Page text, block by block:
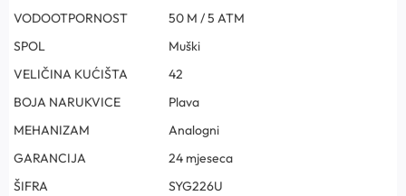
VODOOTPORNOST
50 M / 5 ATM
SPOL
Muški
VELIČINA KUĆIŠTA
42
BOJA NARUKVICE
Plava
MEHANIZAM
Analogni
GARANCIJA
24 mjeseca
ŠIFRA
SYG226U